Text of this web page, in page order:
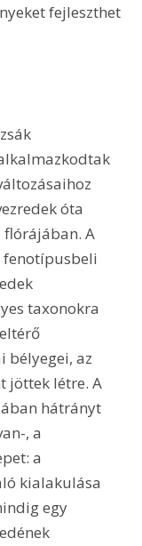
fejleszthet
óta
A
taxonokra
bélyegei, az
jöttek létre. A
hátrányt
, a
a
kialakulása
egy